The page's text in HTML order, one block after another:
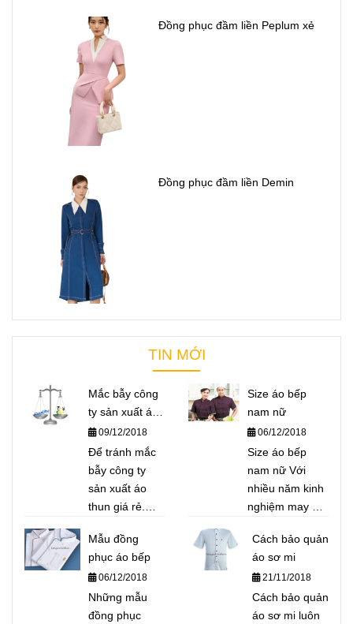
Đồng phục đầm liền Peplum xẻ
Đồng phục đầm liền Demin
TIN MỚI
Mắc bẫy công
ty sản xuất áo
thun giá rẻ
09/12/2018
Để tránh mắc
bẫy công ty
sản xuất áo
thun giá rẻ.
giới thiệu đến
quý khách một
số bí quyết để
phân biệt áo
thun giá rẻ,
Size áo bếp
nam nữ
06/12/2018
Size áo bếp
nam nữ Với
nhiều năm kinh
nghiệm may áo
hàng Nhật, nhà
hàng Việt, các
trường hướng
nghiệp...Felegant
xin giới thiệu để
Mẫu đồng
phục áo bếp
06/12/2018
Những mẫu
đồng phục
Cách bảo quản
áo sơ mi
21/11/2018
Cách bảo quản
áo sơ mi luôn